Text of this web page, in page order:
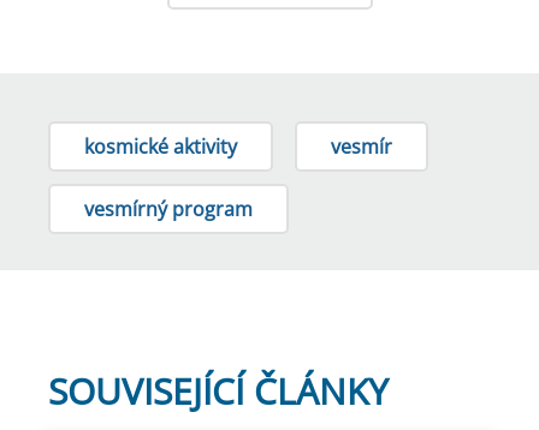
kosmické aktivity vesmír
vesmírný program
SOUVISEJÍCÍ ČLÁNKY